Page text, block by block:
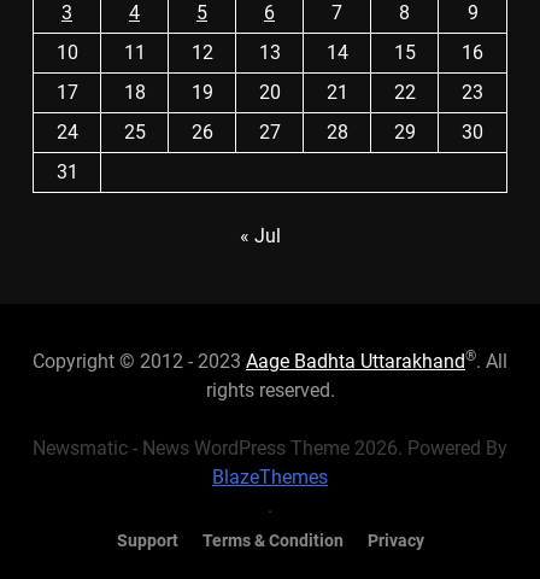
3
4 5 6 7 8
9
10
11 12 13 14 15
16
17
18 19 20 21 22
23
24
25 26 27 28 29
30
31
« Jul
Copyright © 2012 - 2023 Aage Badhta Uttarakhand®. All
rights reserved.
Newsmatic - News WordPress Theme 2026. Powered By
BlazeThemes
.
Support Terms & Condition Privacy